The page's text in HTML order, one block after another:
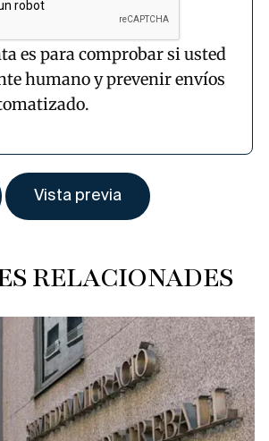
es para comprobar si usted
humano y prevenir envíos
RELACIONADES